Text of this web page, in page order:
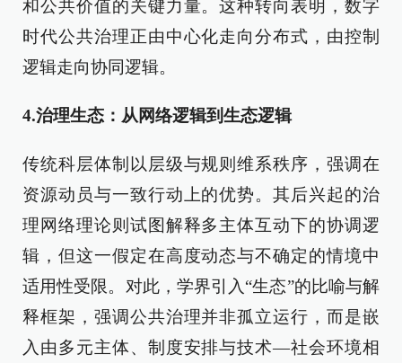
和公共价值的关键力量。这种转向表明，数字
时代公共治理正由中心化走向分布式，由控制
逻辑走向协同逻辑。
4.治理生态：从网络逻辑到生态逻辑
传统科层体制以层级与规则维系秩序，强调在
资源动员与一致行动上的优势。其后兴起的治
理网络理论则试图解释多主体互动下的协调逻
辑，但这一假定在高度动态与不确定的情境中
适用性受限。对此，学界引入“生态”的比喻与解
释框架，强调公共治理并非孤立运行，而是嵌
入由多元主体、制度安排与技术—社会环境相